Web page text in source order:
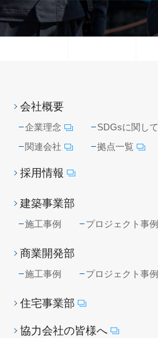
会社概要
企業理念
SDGsに関して
関連会社
拠点一覧
採用情報
建築事業部
施工事例 プロジェクト事例
商業開発部
施工事例 プロジェクト事例
住宅事業部
協力会社の皆様へ